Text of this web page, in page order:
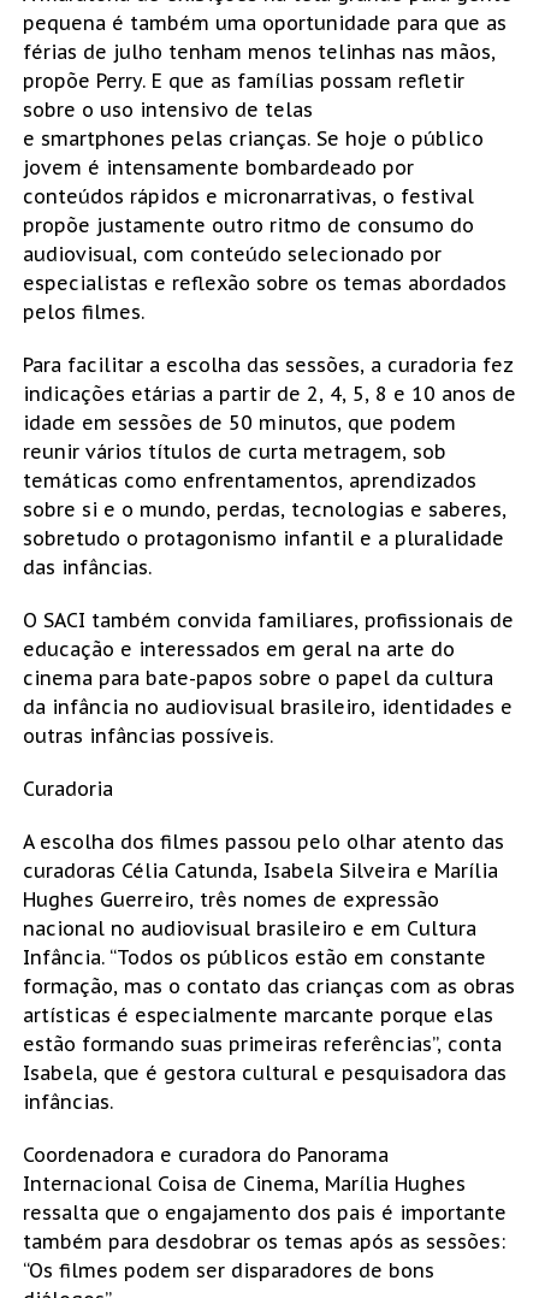
pequena é também uma oportunidade para que as
férias de julho tenham menos telinhas nas mãos,
propõe Perry. E que as famílias possam refletir
sobre o uso intensivo de telas
e smartphones pelas crianças. Se hoje o público
jovem é intensamente bombardeado por
conteúdos rápidos e micronarrativas, o festival
propõe justamente outro ritmo de consumo do
audiovisual, com conteúdo selecionado por
especialistas e reflexão sobre os temas abordados
pelos filmes.
Para facilitar a escolha das sessões, a curadoria fez
indicações etárias a partir de 2, 4, 5, 8 e 10 anos de
idade em sessões de 50 minutos, que podem
reunir vários títulos de curta metragem, sob
temáticas como enfrentamentos, aprendizados
sobre si e o mundo, perdas, tecnologias e saberes,
sobretudo o protagonismo infantil e a pluralidade
das infâncias.
O SACI também convida familiares, profissionais de
educação e interessados em geral na arte do
cinema para bate-papos sobre o papel da cultura
da infância no audiovisual brasileiro, identidades e
outras infâncias possíveis.
Curadoria
A escolha dos filmes passou pelo olhar atento das
curadoras Célia Catunda, Isabela Silveira e Marília
Hughes Guerreiro, três nomes de expressão
nacional no audiovisual brasileiro e em Cultura
Infância. “Todos os públicos estão em constante
formação, mas o contato das crianças com as obras
artísticas é especialmente marcante porque elas
estão formando suas primeiras referências”, conta
Isabela, que é gestora cultural e pesquisadora das
infâncias.
Coordenadora e curadora do Panorama
Internacional Coisa de Cinema, Marília Hughes
ressalta que o engajamento dos pais é importante
também para desdobrar os temas após as sessões:
“Os filmes podem ser disparadores de bons